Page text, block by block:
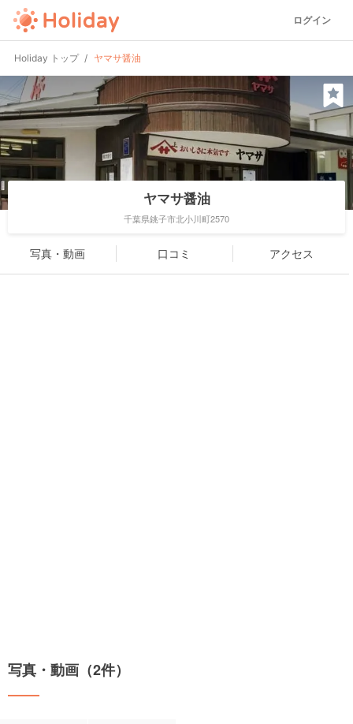
ログイン
Holiday トップ ヤマサ醤油
ヤマサ醤油
千葉県銚子市北小川町2570
写真・動画 口コミ アクセス
写真・動画（2件）